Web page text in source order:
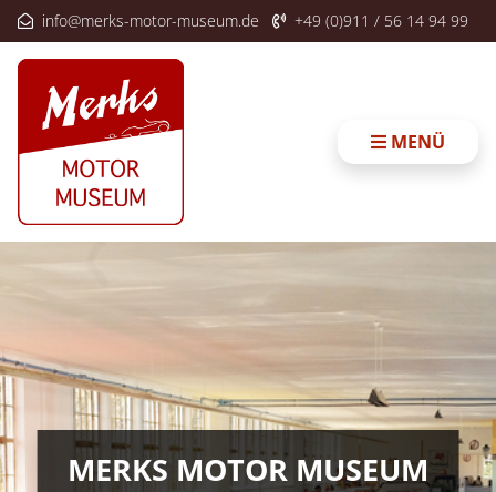
info@merks-motor-museum.de +49 (0)911 / 56 14 94 99
MENÜ
MERKS MOTOR MUSEUM